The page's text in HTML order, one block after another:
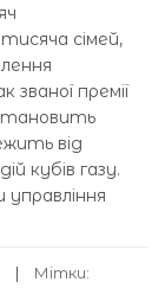
сімей,
премії
від
кубів газу.
Мітки: